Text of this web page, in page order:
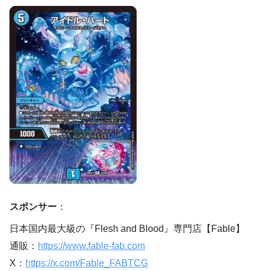
スポンサー ：
日本国内最大級の『Flesh and Blood』専門店【Fable】
通販： https://www.fable-fab.com
X： https://x.com/Fable_FABTCG